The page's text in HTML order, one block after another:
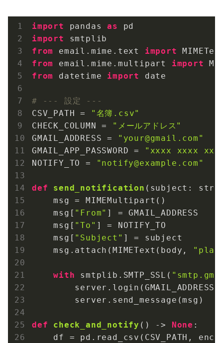
import pandas as
import
from
email.mime.text import
from
email.mime.multipart import
from
datetime import date
# --- 設定 ---
CSV_PATH =
"名簿.csv"
CHECK_COLUMN =
"メールアドレス"
GMAIL_ADDRESS =
"your@gmail.com"
GMAIL_APP_PASSWORD =
"xxxx xxxx
NOTIFY_TO =
"notify@example.com"
def send_notification (subject: str,
    msg = MIMEMultipart()
    msg[
"From" ] = GMAIL_ADDRESS
    msg[
"To" ] = NOTIFY_TO
    msg[
"Subject" ] = subject
    msg.attach(MIMEText(body,
with smtplib.SMTP_SSL(
        server.send_message(msg)
def check_and_notify () -> None :
df = pd.read_csv(CSV_PATH,